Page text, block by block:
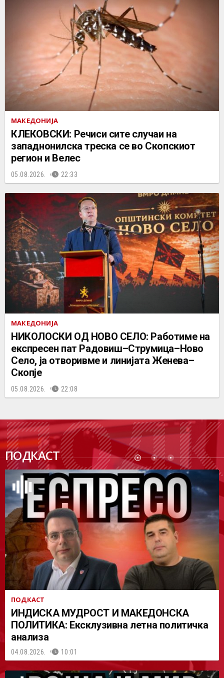
МАКЕДОНИЈА
КЛЕКОВСКИ: Речиси сите случаи на
западнонилска треска се во Скопскиот
регион и Велес
05.08.2026. 22:33
МАКЕДОНИЈА
НИКОЛОСКИ ОД НОВО СЕЛО: Работиме на
експресен пат Радовиш–Струмица–Ново
Село, ја отворивме и линијата Женева–
Скопје
05.08.2026. 22:08
ПОДКАСТ
ПОДК
АСТ
ПОДКАСТ
ИНДИСКА МУДРОСТ И МАКЕДОНСКА
ПОЛИТИКА: Ексклузивна летна политичка
анализа
04.08.2026. 10:01